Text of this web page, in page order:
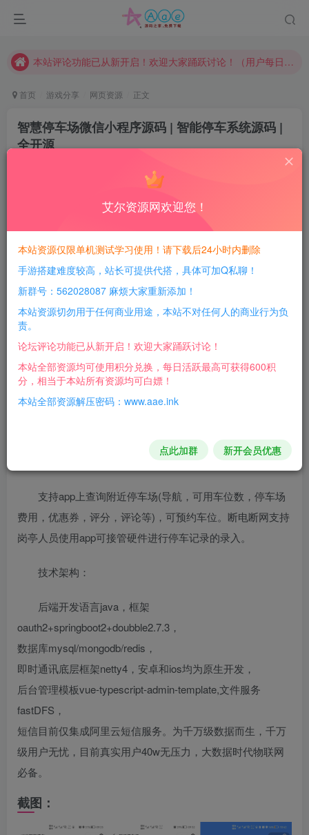
请勿相信任何评论区广告！以免上当受骗！
本站评论功能已从新开启！欢迎大家踊跃讨论！（用户每日活跃可得积分数量增加至600，加速获得更多免费资源！）
现在赞助会员享受专属折扣，详情点击此条公告。
首页 游戏分享 网页资源 正文
智慧停车场微信小程序源码 | 智能停车系统源码 |
全开源
每日活跃最高可获得600积分！所有资源可以使用
积分免费兑换！
简介：
源
所有硬件，可灵活扩展，相机识别后数据自动上传到云端并
记录，校验相机唯一id和硬件序列号，防止非正常数据录
宝，银行接口支付，支持每个停车场指定不同的商户进行收
款)，支付后出场在免费时间内会自动抬杆。
支持app上查询附近停车场(导航，可用车位数，停车场
费用，优惠券，评分，评论等)，可预约车位。断电断网支持
岗亭人员使用app可接管硬件进行停车记录的录入。
技术架构：
后端开发语言java，框架
oauth2+springboot2+doubble2.7.3，
数据库mysql/mongodb/redis，
即时通讯底层框架netty4，安卓和ios均为原生开发，
后台管理模板vue-typescript-admin-template,文件服务
fastDFS，
短信目前仅集成阿里云短信服务。为千万级数据而生，千万
级用户无忧，目前真实用户40w无压力，大数据时代物联网
必备。
截图：
艾尔资源网欢迎您！
本站资源仅限单机测试学习使用！请下载后24小时内删除
手游搭建难度较高，站长可提供代搭，具体可加Q私聊！
新群号：562028087 麻烦大家重新添加！
本站资源切勿用于任何商业用途，本站不对任何人的商业行为负
责。
论坛评论功能已从新开启！欢迎大家踊跃讨论！
本站全部资源均可使用积分兑换，每日活跃最高可获得600积
分，相当于本站所有资源均可白嫖！
本站全部资源解压密码：www.aae.ink
点此加群 新开会员优惠